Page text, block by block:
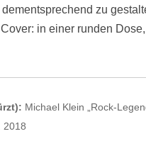
zu
in einer runden
Michael Klein „Rock-
2018